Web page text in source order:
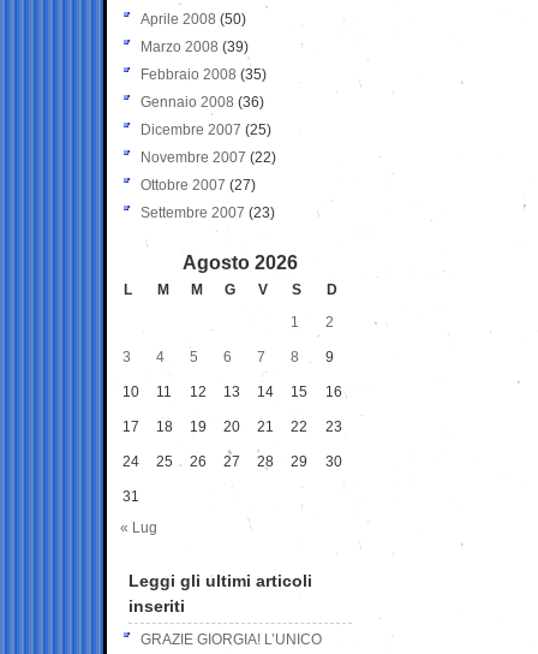
Aprile 2008 (50)
Marzo 2008 (39)
Febbraio 2008 (35)
Gennaio 2008 (36)
Dicembre 2007 (25)
Novembre 2007 (22)
Ottobre 2007 (27)
Settembre 2007 (23)
Agosto 2026
L M M G V S
D
1
2
3 4 5 6 7 8 9
10 11 12 13 14 15 16
17 18 19 20 21 22 23
24 25 26 27 28 29 30
31
« Lug
Leggi gli ultimi articoli
inseriti
GRAZIE GIORGIA! L’UNICO